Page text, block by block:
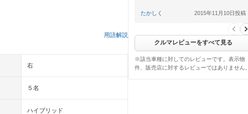
用語解説
右
５名
ハイブリッド
【悪い点】燃費がもう少し良ければ…
たかしく 2015年11月10日投稿
クルマレビューをすべて見る
※該当車種に対してのレビューです。表示物
件、販売店に対するレビューではありません。